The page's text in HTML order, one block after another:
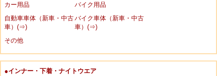
カー用品
バイク用品
自動車車体（新車・中古
車）(⇒)
バイク車体（新車・中古
車）(⇒)
その他
●インナー・下着・ナイトウエア